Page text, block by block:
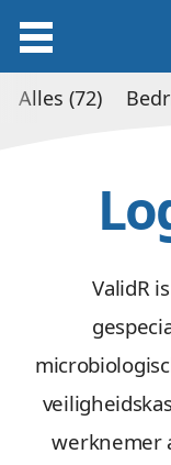
ValidR
werknemer
Alles (72)